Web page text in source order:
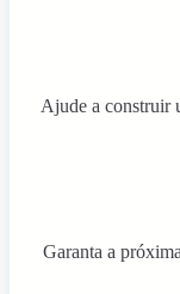
Ajude a construir
Garanta a